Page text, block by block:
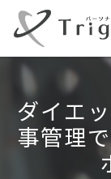
ダイエ
事管理